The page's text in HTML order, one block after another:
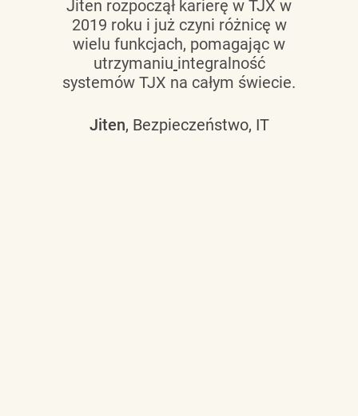
Jiten rozpoczął karierę w TJX w
2019 roku i już czyni różnicę w
wielu funkcjach, pomagając w
utrzymaniu integralność
systemów TJX na całym świecie.
Jiten, Bezpieczeństwo, IT